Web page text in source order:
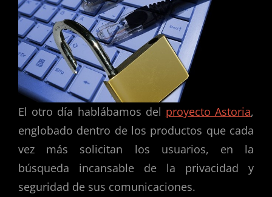
El otro día hablábamos del proyecto Astoria,
englobado dentro de los productos que cada
vez más solicitan los usuarios, en la
búsqueda incansable de la privacidad y
seguridad de sus comunicaciones.